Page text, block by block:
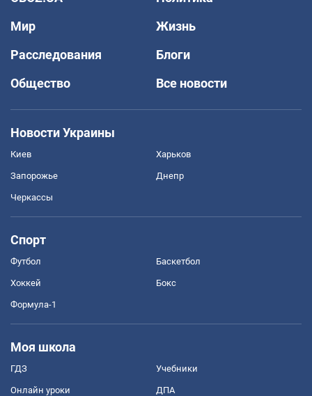
Мир
Жизнь
Расследования
Блоги
Общество
Все новости
Новости Украины
Киев Харьков
Запорожье Днепр
Черкассы
Спорт
Футбол Баскетбол
Хоккей Бокс
Формула-1
Моя школа
ГДЗ Учебники
Онлайн уроки ДПА